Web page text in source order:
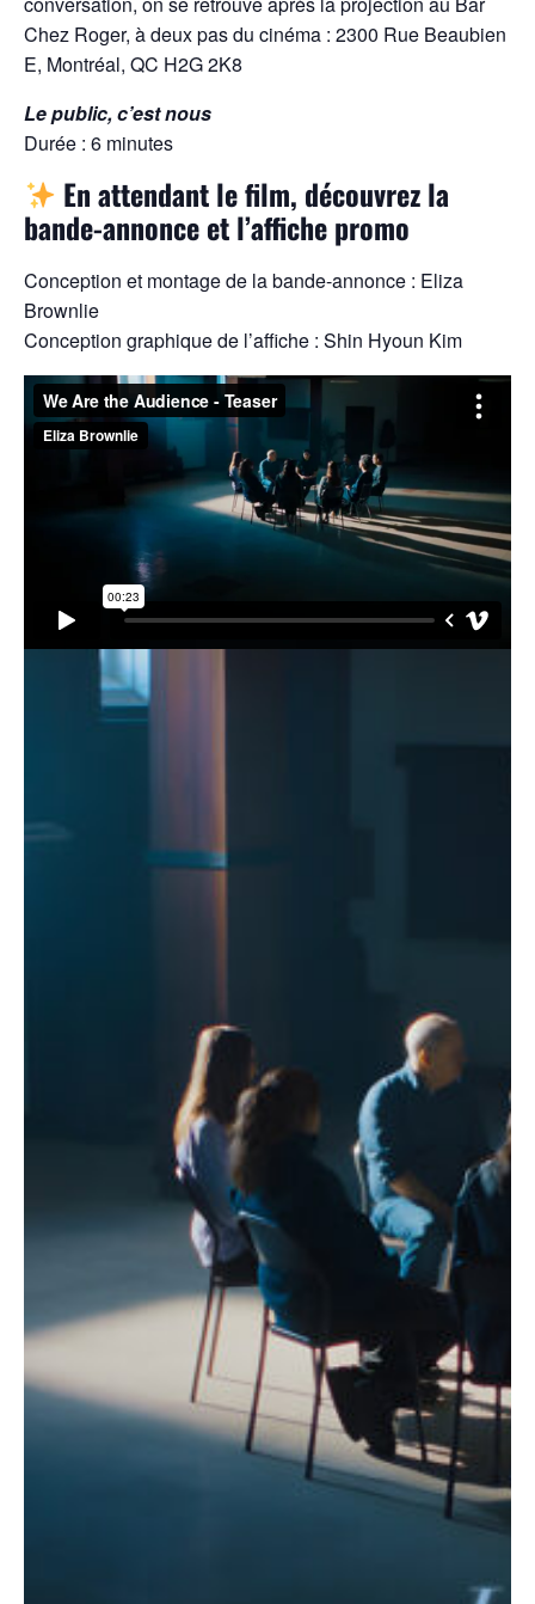
Chez Roger, à deux pas du cinéma : 2300 Rue Beaubien
E, Montréal, QC H2G 2K8
Le public, c’est nous
Durée : 6 minutes
En attendant le film, découvrez la
bande-annonce et l’affiche promo
Conception et montage de la bande-annonce : Eliza
Brownlie
Conception graphique de l’affiche : Shin Hyoun Kim